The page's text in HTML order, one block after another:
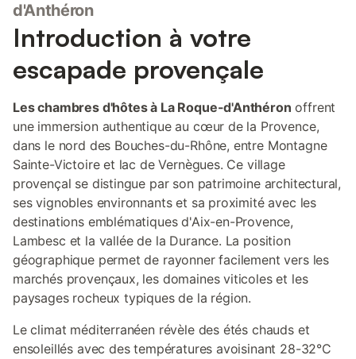
d'Anthéron
Introduction à votre
escapade provençale
Les chambres d'hôtes à La Roque-d'Anthéron offrent
une immersion authentique au cœur de la Provence,
dans le nord des Bouches-du-Rhône, entre Montagne
Sainte-Victoire et lac de Vernègues. Ce village
provençal se distingue par son patrimoine architectural,
ses vignobles environnants et sa proximité avec les
destinations emblématiques d'Aix-en-Provence,
Lambesc et la vallée de la Durance. La position
géographique permet de rayonner facilement vers les
marchés provençaux, les domaines viticoles et les
paysages rocheux typiques de la région.
Le climat méditerranéen révèle des étés chauds et
ensoleillés avec des températures avoisinant 28-32°C